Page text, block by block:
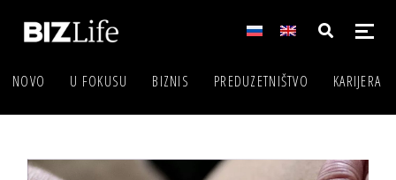
NOVO U FOKUSU BIZNIS PREDUZETNIŠTVO KARIJERA